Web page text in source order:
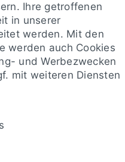
Ihre getroffenen
in unserer
werden. Mit den
werden auch Cookies
und Werbezwecken
mit weiteren Diensten